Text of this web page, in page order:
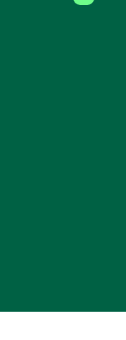
une nouvelle
fenêtre)
fenêtre)